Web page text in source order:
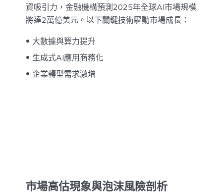
資吸引力，金融機構預測2025年全球AI市場規模
將達2萬億美元。以下關鍵技術驅動市場成長：
大數據與算力提升
生成式AI應用商務化
企業轉型需求激增
市場高估現象與泡沫風險剖析